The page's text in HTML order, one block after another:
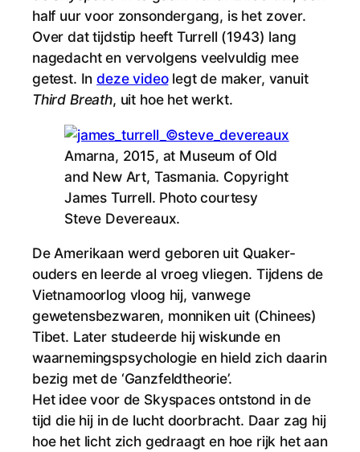
half uur voor zonsondergang, is het zover.
Over dat tijdstip heeft Turrell (1943) lang
nagedacht en vervolgens veelvuldig mee
getest. Indeze videolegt de maker, vanuit
Third Breath, uit hoe het werkt.
Amarna, 2015, at Museum of Old
and New Art, Tasmania. Copyright
James Turrell. Photo courtesy
Steve Devereaux.
De Amerikaan werd geboren uit Quaker-
ouders en leerde al vroeg vliegen. Tijdens de
Vietnamoorlog vloog hij, vanwege
gewetensbezwaren, monniken uit (Chinees)
Tibet. Later studeerde hij wiskunde en
waarnemingspsychologie en hield zich daarin
bezig met de ‘Ganzfeldtheorie’.
Het idee voor de Skyspaces ontstond in de
tijd die hij in de lucht doorbracht. Daar zag hij
hoe het licht zich gedraagt en hoe rijk het aan